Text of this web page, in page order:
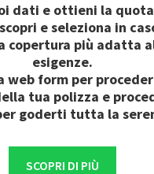
dati e ottieni la
e seleziona in
copertura più adatta
esigenze.
web form per
tua polizza e
goderti tutta la
SCOPRI DI PIÙ